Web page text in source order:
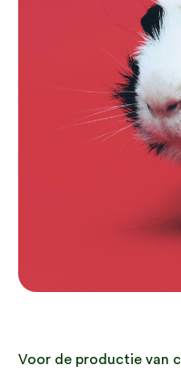
Voor de productie van